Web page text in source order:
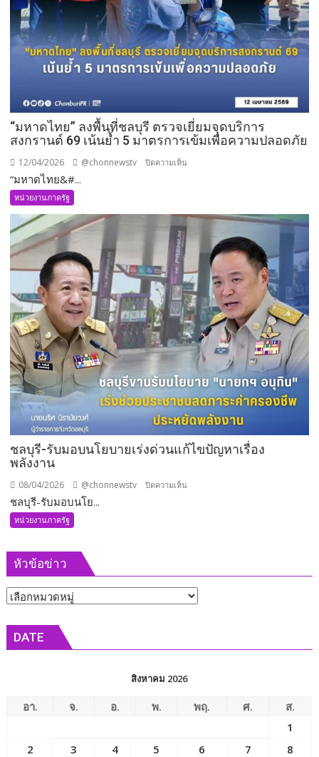
เมือง
บาง
พระ
“มหาดไทย” ลงพื้นที่ชลบุรี ตรวจเยี่ยมจุดบริการ
สงกรานต์ 69 เน้นย้ำ 5 มาตรการเข้มเพื่อความปลอดภัย
12/04/2026 @chonnewstv ปิดความเห็น
ชลบุรี
ตรวจ
เยี่ยม
จุด
บริการ
สงกรานต์
69
เน้น
ย้ำ
มาตรการ
เข้ม
เพื่อ
ความ
ปลอดภัย
“มหาดไทย&#...
หน่วยงานภาครัฐ
ชลบุรี-รับมอบนโยบายเร่งด่วนแก้ไขปัญหาเรื่อง
พลังงาน
08/04/2026 @chonnewstv ปิดความเห็น
ด่วน
แก้ไข
ชลบุรี-รับมอบนโย...
หน่วยงานภาครัฐ
หัวข้อข่าว
หัวข้อ
DATE
สิงหาคม 2026
อา. จ. อ. พ. พฤ. ศ.
ส.
1
2
3 4 5 6 7
8